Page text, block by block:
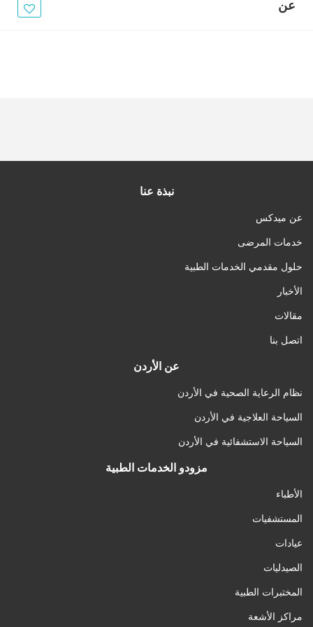
عن
نبذة عنا
عن ميدكس
خدمات المرضى
حلول مقدمي الخدمات الطبية
الأخبار
مقالات
اتصل بنا
عن الأردن
نظام الرعاية الصحية في الأردن
السياحة العلاجية في الأردن
السياحة الاستشفائية في الأردن
مزودو الخدمات الطبية
الأطباء
المستشفيات
عيادات
الصيدليات
المختبرات الطبية
مراكز الأشعة